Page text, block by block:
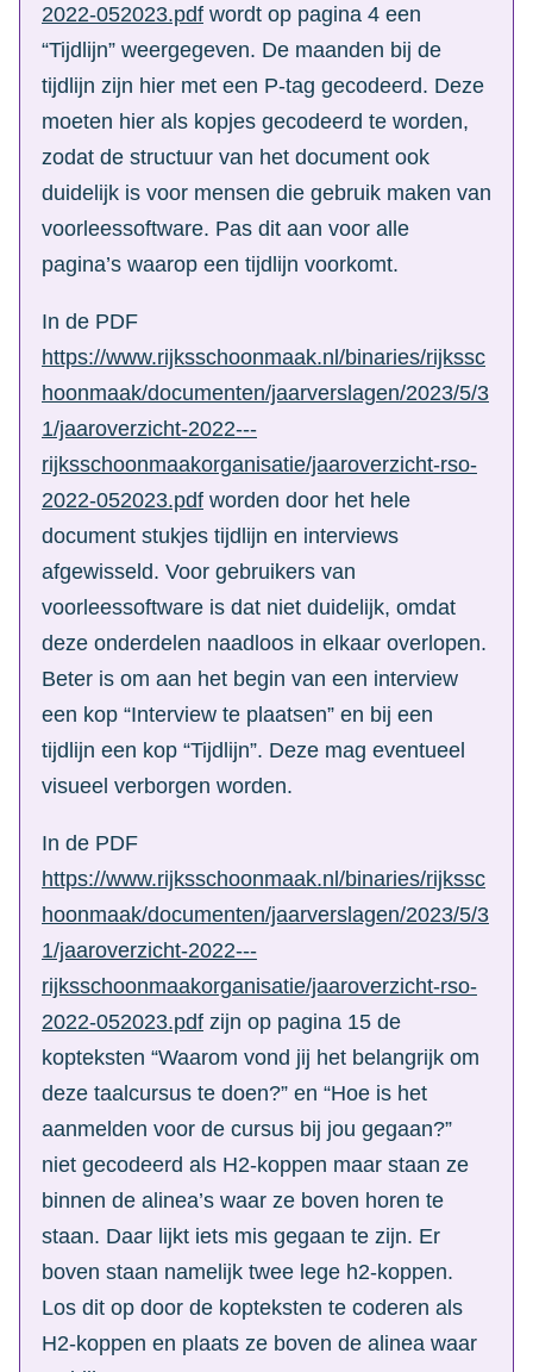
2022-052023.pdf wordt op pagina 4 een
“Tijdlijn” weergegeven. De maanden bij de
tijdlijn zijn hier met een P-tag gecodeerd. Deze
moeten hier als kopjes gecodeerd te worden,
zodat de structuur van het document ook
duidelijk is voor mensen die gebruik maken van
voorleessoftware. Pas dit aan voor alle
pagina’s waarop een tijdlijn voorkomt.
In de PDF
https://www.rijksschoonmaak.nl/binaries/rijkssc
hoonmaak/documenten/jaarverslagen/2023/5/3
1/jaaroverzicht-2022---
rijksschoonmaakorganisatie/jaaroverzicht-rso-
2022-052023.pdf worden door het hele
document stukjes tijdlijn en interviews
afgewisseld. Voor gebruikers van
voorleessoftware is dat niet duidelijk, omdat
deze onderdelen naadloos in elkaar overlopen.
Beter is om aan het begin van een interview
een kop “Interview te plaatsen” en bij een
tijdlijn een kop “Tijdlijn”. Deze mag eventueel
visueel verborgen worden.
In de PDF
https://www.rijksschoonmaak.nl/binaries/rijkssc
hoonmaak/documenten/jaarverslagen/2023/5/3
1/jaaroverzicht-2022---
rijksschoonmaakorganisatie/jaaroverzicht-rso-
2022-052023.pdf zijn op pagina 15 de
kopteksten “Waarom vond jij het belangrijk om
deze taalcursus te doen?” en “Hoe is het
aanmelden voor de cursus bij jou gegaan?”
niet gecodeerd als H2-koppen maar staan ze
binnen de alinea’s waar ze boven horen te
staan. Daar lijkt iets mis gegaan te zijn. Er
boven staan namelijk twee lege h2-koppen.
Los dit op door de kopteksten te coderen als
H2-koppen en plaats ze boven de alinea waar